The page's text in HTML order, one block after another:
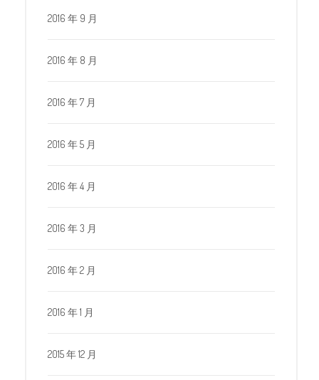
2016 年 9 月
2016 年 8 月
2016 年 7 月
2016 年 5 月
2016 年 4 月
2016 年 3 月
2016 年 2 月
2016 年 1 月
2015 年 12 月